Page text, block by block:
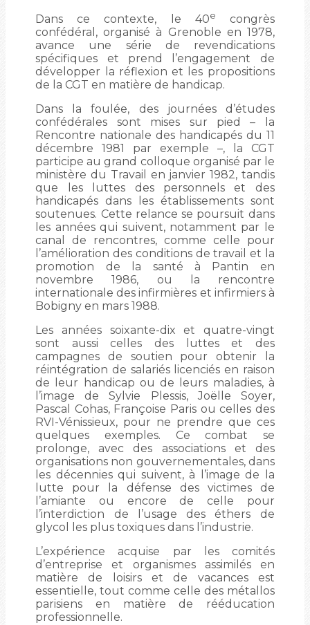
Dans ce contexte, le 40e
congrès
confédéral, organisé à Grenoble en 1978,
avance une série de revendications
spécifiques et prend l’engagement de
développer la réflexion et les propositions
de la CGT en matière de handicap.
Dans la foulée, des journées d’études
confédérales sont mises sur pied – la
Rencontre nationale des handicapés du 11
décembre 1981 par exemple –, la CGT
participe au grand colloque organisé par le
ministère du Travail en janvier 1982, tandis
que les luttes des personnels et des
handicapés dans les établissements sont
soutenues. Cette relance se poursuit dans
les années qui suivent, notamment par le
canal de rencontres, comme celle pour
l’amélioration des conditions de travail et la
promotion de la santé à Pantin en
novembre 1986, ou la rencontre
internationale des infirmières et infirmiers à
Bobigny en mars 1988.
Les années soixante-dix et quatre-vingt
sont aussi celles des luttes et des
campagnes de soutien pour obtenir la
réintégration de salariés licenciés en raison
de leur handicap ou de leurs maladies, à
l’image de Sylvie Plessis, Joëlle Soyer,
Pascal Cohas, Françoise Paris ou celles des
RVI-Vénissieux, pour ne prendre que ces
quelques exemples. Ce combat se
prolonge, avec des associations et des
organisations non gouvernementales, dans
les décennies qui suivent, à l’image de la
lutte pour la défense des victimes de
l’amiante ou encore de celle pour
l’interdiction de l’usage des éthers de
glycol les plus toxiques dans l’industrie.
L’expérience acquise par les comités
d’entreprise et organismes assimilés en
matière de loisirs et de vacances est
essentielle, tout comme celle des métallos
parisiens en matière de rééducation
professionnelle.